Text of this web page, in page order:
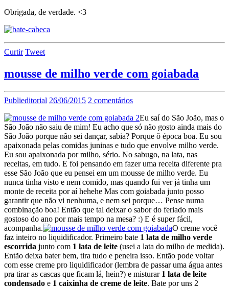
Obrigada, de verdade. <3
Curtir Tweet
mousse de milho verde com goiabada
Publieditorial 26/06/2015 2 comentários
Eu saí do São João, mas o
São João não saiu de mim! Eu acho que só não gosto ainda mais do
São João porque não sei dançar, sabia? Porque ô época boa. Eu sou
apaixonada pelas comidas juninas e tudo que envolve milho verde.
Eu sou apaixonada por milho, sério. No sabugo, na lata, nas
receitas, em tudo. E foi pensando em fazer uma receita diferente pra
esse São João que eu pensei em um mousse de milho verde. Eu
nunca tinha visto e nem comido, mas quando fui ver já tinha um
monte de receita por aí hehehe Mas com goiabada junto posso
garantir que não vi nenhuma, e nem sei porque… Pense numa
combinação boa! Então que tal deixar o sabor do feriado mais
gostoso do ano por mais tempo na mesa? :) E é super fácil,
acompanha.
O creme você
faz inteiro no liquidificador. Primeiro bate 1 lata de milho verde
escorrida junto com 1 lata de leite (usei a lata do milho de medida).
Então deixa bater bem, tira tudo e peneira isso. Então pode voltar
com esse creme pro liquidificador (lembra de passar uma água antes
pra tirar as cascas que ficam lá, hein?) e misturar 1 lata de leite
condensado e 1 caixinha de creme de leite. Bate por uns 2